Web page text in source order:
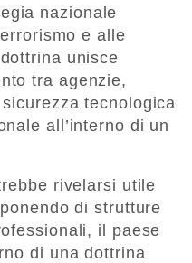
nazionale
e alle
unisce
tra agenzie,
tecnologica
all’interno di un
rivelarsi utile
di strutture
il paese
di unadottrina